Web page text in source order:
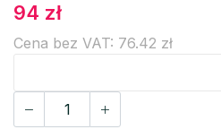
94 zł
Cena bez VAT: 76.42 zł